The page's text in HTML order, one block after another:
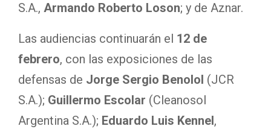
S.A., Armando Roberto Loson; y de Aznar.
Las audiencias continuarán el 12 de
febrero, con las exposiciones de las
defensas de Jorge Sergio Benolol (JCR
S.A.); Guillermo Escolar (Cleanosol
Argentina S.A.); Eduardo Luis Kennel,